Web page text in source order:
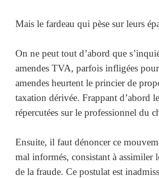
Mais le fardeau qui pèse sur leurs
On ne peut tout d’abord que
amendes TVA, parfois infligées
amendes heurtent le princier de
taxation dérivée. Frappant d’abord
répercutées sur le professionnel du
Ensuite, il faut dénoncer ce
mal informés, consistant à
de la fraude. Ce postulat est